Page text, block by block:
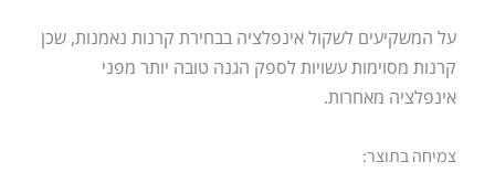
על המשקיעים לשקול אינפלציה בבחירת קרנות נאמנות, שכן
קרנות מסוימות עשויות לספק הגנה טובה יותר מפני
אינפלציה מאחרות.
צמיחה בתוצר: